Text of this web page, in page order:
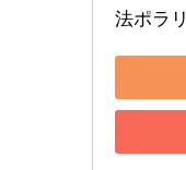
法ポラ